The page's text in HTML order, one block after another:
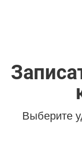
Выберите